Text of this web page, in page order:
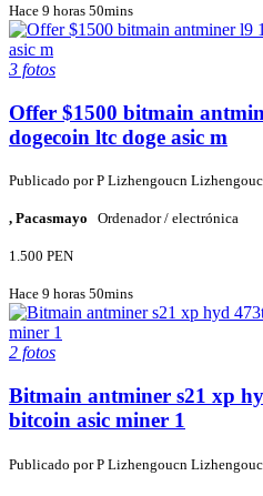
Hace 9 horas 50mins
3 fotos
Offer $1500 bitmain
dogecoin ltc doge asic m
Publicado porP Lizhengoucn
, Pacasmayo Ordenador / electrónica
1.500 PEN
Hace 9 horas 50mins
2 fotos
Bitmain antminer s21 xp
bitcoin asic miner 1
Publicado porP Lizhengoucn